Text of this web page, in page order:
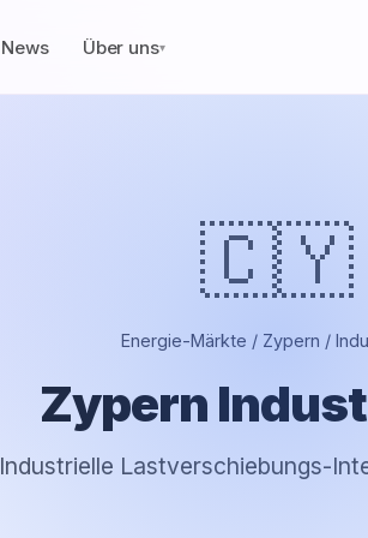
News Über uns▾
🇨🇾
Energie-Märkte / Zypern /
Zypern
Industrielle Lastverschiebungs-